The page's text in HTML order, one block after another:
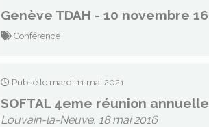
Genève TDAH - 10 novembre 16
Conférence
Publié le mardi 11 mai 2021
SOFTAL 4eme réunion annuelle
Louvain-la-Neuve, 18 mai 2016